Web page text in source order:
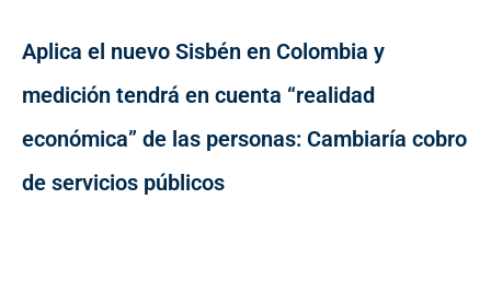
Aplica el nuevo Sisbén en Colombia y
medición tendrá en cuenta “realidad
económica” de las personas: Cambiaría cobro
de servicios públicos